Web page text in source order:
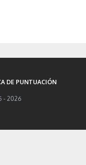
DE PUNTUACIÓN
- 2026